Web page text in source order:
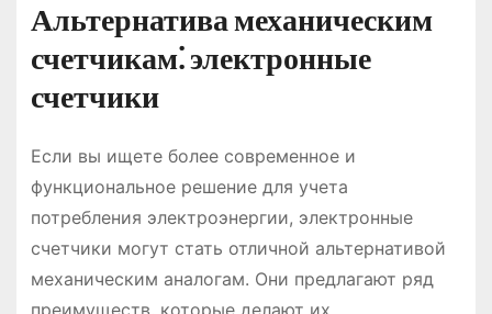
Альтернатива механическим
счетчикам⁚ электронные
счетчики
Если вы ищете более современное и
функциональное решение для учета
потребления электроэнергии, электронные
счетчики могут стать отличной альтернативой
механическим аналогам. Они предлагают ряд
преимуществ, которые делают их